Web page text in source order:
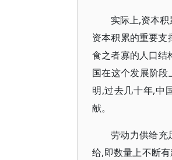
实际上,资本
资本积累的重要支
食之者寡的人口结
国在这个发展阶
明,过去几十年,中
献。
劳动力供给充
给,即数量上不断